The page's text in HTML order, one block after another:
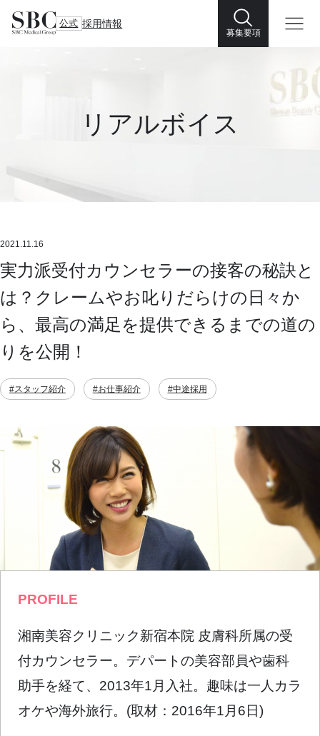
公式 採用情報
募集要項
リアルボイス
2021.11.16
実力派受付カウンセラーの接客の秘訣と
は？クレームやお叱りだらけの日々か
ら、最高の満足を提供できるまでの道の
りを公開！
#スタッフ紹介 #お仕事紹介 #中途採用
PROFILE
湘南美容クリニック新宿本院 皮膚科所属の受
付カウンセラー。デパートの美容部員や歯科
助手を経て、2013年1月入社。趣味は一人カラ
オケや海外旅行。(取材：2016年1月6日)